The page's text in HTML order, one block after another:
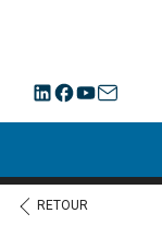
RETOUR